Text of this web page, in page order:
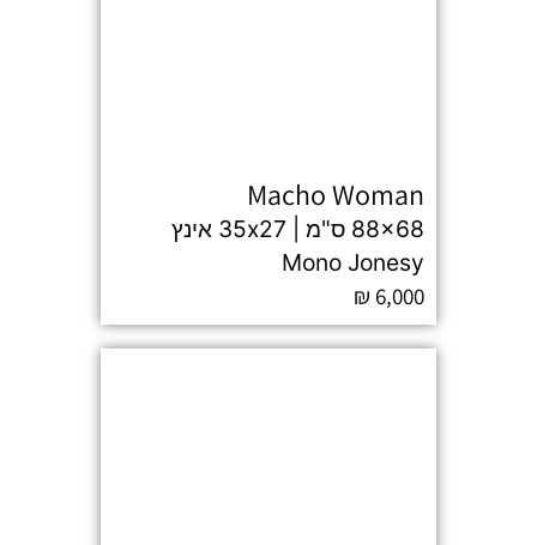
Macho Woman
88x68 ס"מ | 35x27 אינץ
Mono Jonesy
₪ 6,000